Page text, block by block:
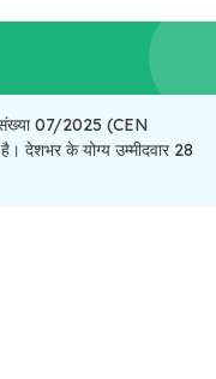
07/2025 (CEN
देशभर के योग्य उम्मीदवार 28